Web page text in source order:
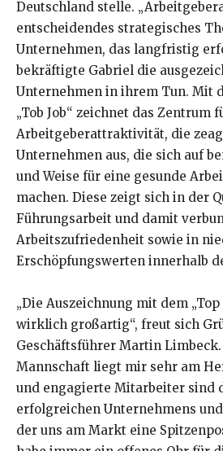
Deutschland stelle.
entscheidendes strategisches
Unternehmen, das langfristig
bekräftigte Gabriel die
Unternehmen in ihrem Tun. Mit
„Tob Job“ zeichnet das Zentrum
Arbeitgeberattraktivität, die
Unternehmen aus, die sich auf
und Weise für eine gesunde
machen. Diese zeigt sich in der
Führungsarbeit und damit
Arbeitszufriedenheit sowie in
Erschöpfungswerten innerhalb
„Die Auszeichnung mit dem „Top
wirklich großartig“, freut sich
Geschäftsführer Martin Limbeck.
Mannschaft liegt mir sehr am
und engagierte Mitarbeiter sind
erfolgreichen Unternehmens
der uns am Markt eine